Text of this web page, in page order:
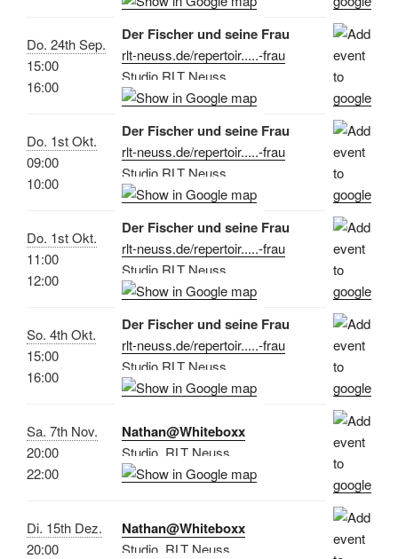
Do. 24th Sep.
15:00
16:00
Der Fischer und seine Frau
rlt-neuss.de/repertoir.....-frau
Studio RLT Neuss
Do. 1st Okt.
09:00
10:00
Der Fischer und seine Frau
rlt-neuss.de/repertoir.....-frau
Studio RLT Neuss
Do. 1st Okt.
11:00
12:00
Der Fischer und seine Frau
rlt-neuss.de/repertoir.....-frau
Studio RLT Neuss
So. 4th Okt.
15:00
16:00
Der Fischer und seine Frau
rlt-neuss.de/repertoir.....-frau
Studio RLT Neuss
Sa. 7th Nov.
20:00
22:00
Nathan@Whiteboxx
Studio, RLT Neuss
Di. 15th Dez.
20:00
Nathan@Whiteboxx
Studio, RLT Neuss